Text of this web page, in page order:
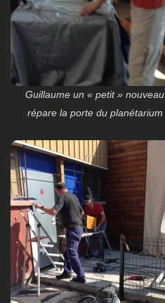
Guillaume un « petit » nouveau
répare la porte du planétarium